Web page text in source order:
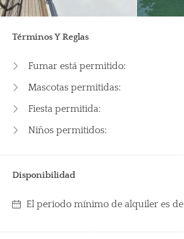
Términos Y Reglas
Fumar está permitido:
Mascotas permitidas:
Fiesta permitida:
Niños permitidos:
Disponibilidad
El periodo mínimo de alquiler es de